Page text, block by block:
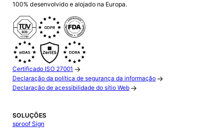
100% desenvolvido e alojado na Europa.
Certificado ISO 27001
Declaração da política de segurança da informação
Declaração de acessibilidade do sítio Web
SOLUÇÕES
sproof Sign